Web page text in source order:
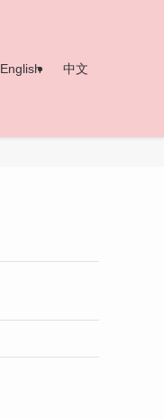
English 中文